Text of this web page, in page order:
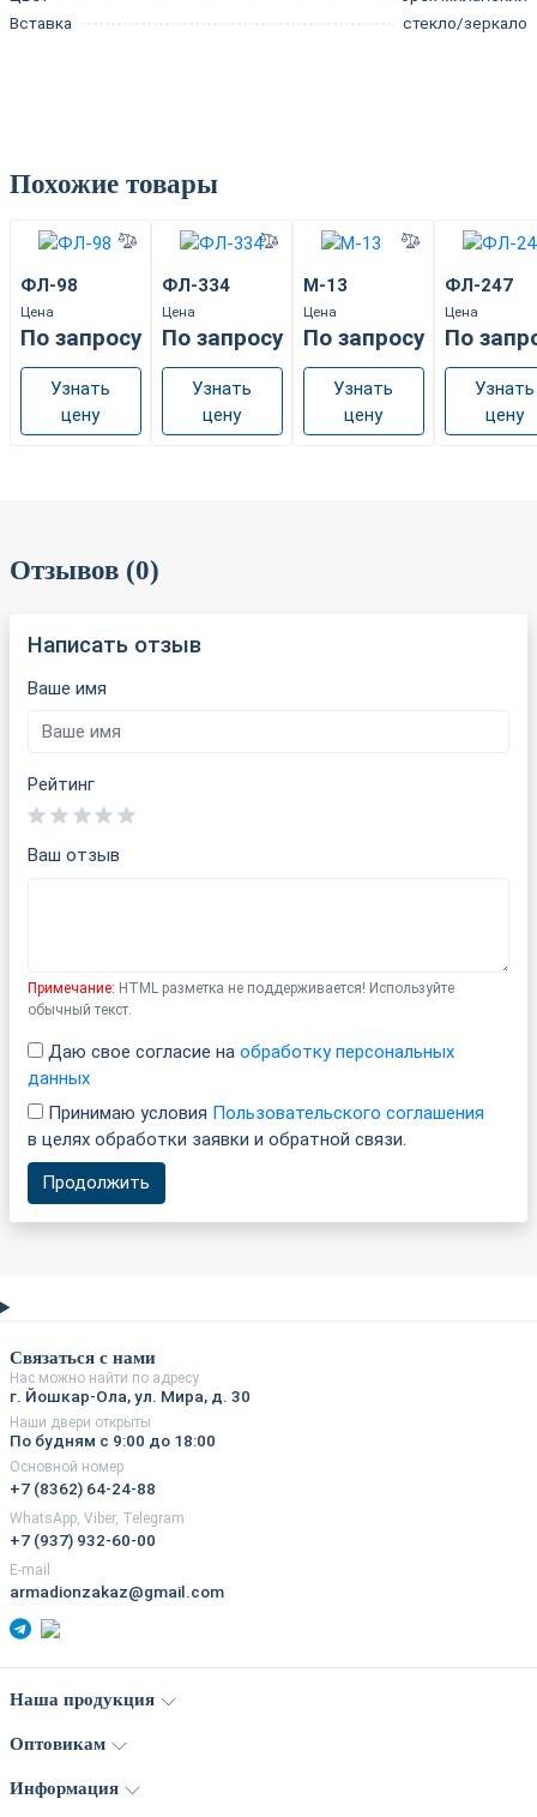
Вставка
стекло/зеркало
Похожие товары
ФЛ-98
Цена
По запросу
Узнать
цену
ФЛ-334
Цена
По запросу
Узнать
цену
М-13
Цена
По запросу
Узнать
цену
ФЛ-247
Цена
По
Узнать
цену
Отзывов (0)
Написать отзыв
Ваше имя
Рейтинг
Ваш отзыв
Примечание: HTML разметка не поддерживается! Используйте
обычный текст.
Даю свое согласие на обработку персональных
данных
Принимаю условия Пользовательского соглашения
в целях обработки заявки и обратной связи.
Продолжить
Связаться с нами
Нас можно найти по адресу
г. Йошкар-Ола, ул. Мира, д. 30
Наши двери открыты
По будням с 9:00 до 18:00
Основной номер
+7 (8362) 64-24-88
WhatsApp, Viber, Telegram
+7 (937) 932-60-00
E-mail
armadionzakaz@gmail.com
Наша продукция
Оптовикам
Информация